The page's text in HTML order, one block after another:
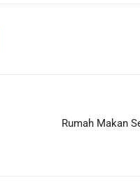
Rumah Makan